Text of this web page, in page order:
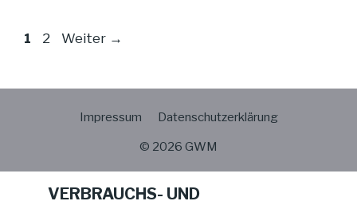
Seite
1 Seite
2 Weiter →
Impressum Datenschutzerklärung
© 2026 GWM
VERBRAUCHS- UND